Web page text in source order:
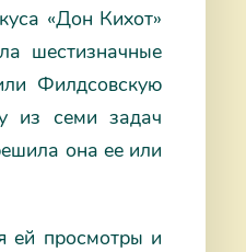
«Дон Кихот»
шестизначные
Филдсовскую
из семи задач
она ее или
ей просмотры и